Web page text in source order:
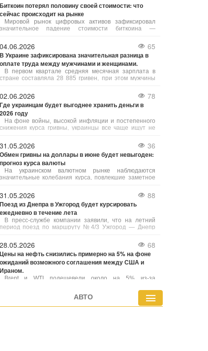
Биткоин потерял половину своей стоимости: что
сейчас происходит на рынке
Мировой рынок цифровых активов зафиксировал
значительное падение стоимости биткоина —
сравнению со своим абсолютным рекордом,
установленным 5 октября 2025 года на уровне 125
245,57 долларов, цена биткоина снизилась вдвое и
приблизилась к важному психологическому пределу.
04.06.2026 65
В Украине зафиксирована значительная разница в
оплате труда между мужчинами и женщинами.
В первом квартале средняя месячная зарплата в
стране составляла 28 885 гривен, при этом мужчины
женщин. В частности, средняя зарплата мужчин
составляла 33 798 грн., а женщин – 24 791 грн.
02.06.2026 78
Где украинцам будет выгоднее хранить деньги в
2026 году
На фоне войны, высокой инфляции и постепенного
снижения курса гривны, украинцы все чаще ищут не
31.05.2026 36
Обмен гривны на доллары в июне будет невыгоден:
прогноз курса валюты
На украинском валютном рынке наблюдаются
значительные колебания курса, повлекшие заметное
американскому доллару. Эксперты экономической
отрасли проанализировали факторы, влияющие на
кассовые операции банков и финансовых учреждений,
и дали прогнозы по диапазону возможных изменений
котировок.
31.05.2026 88
Поезд из Днепра в Ужгород будет курсировать
ежедневно в течение лета
В пресс-службе компании заявили, что на летний
период поезд по маршруту №4/3 Ужгород — Днепр
рейс поезда №143/144 сообщением Сумы - Рахов.
28.05.2026 68
Цены на нефть снизились примерно на 5% на фоне
ожиданий возможного соглашения между США и
Ираном.
Brent и WTI подешевели около на 5% из-за
судоходства через Ормузский пролив. Несмотря на
сокращение запасов нефти в США, котировки
до минимальных значений с апреля.
АВТО